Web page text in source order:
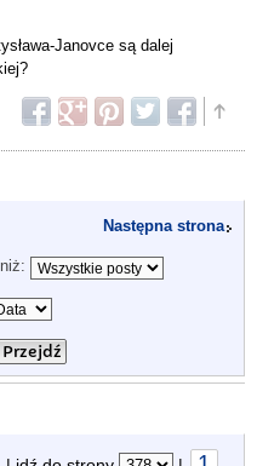
Janovce są dalej
Następna strona